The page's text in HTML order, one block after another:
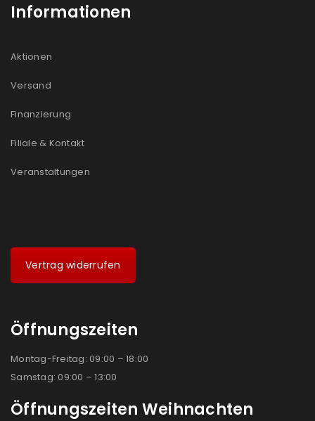
Informationen
Aktionen
Versand
Finanzierung
Filiale & Kontakt
Veranstaltungen
Vertrag widerrufen
Öffnungszeiten
Montag-Freitag: 09:00 – 18:00
Samstag: 09:00 – 13:00
Öffnungszeiten Weihnachten